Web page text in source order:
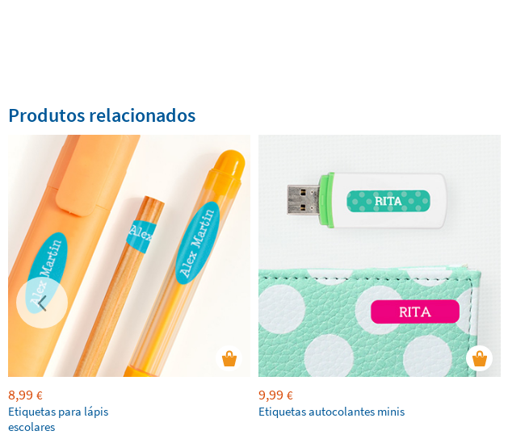
Produtos relacionados
8,99 €
Etiquetas para lápis
escolares
9,99 €
Etiquetas autocolantes minis